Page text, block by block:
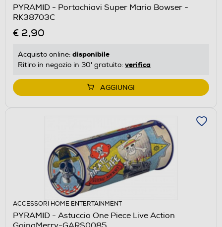
PYRAMID - Portachiavi Super Mario Bowser -
RK38703C
€ 2,90
Acquisto online: disponibile
Ritiro in negozio in 30' gratuito: verifica
AGGIUNGI
ACCESSORI HOME ENTERTAINMENT
PYRAMID - Astuccio One Piece Live Action